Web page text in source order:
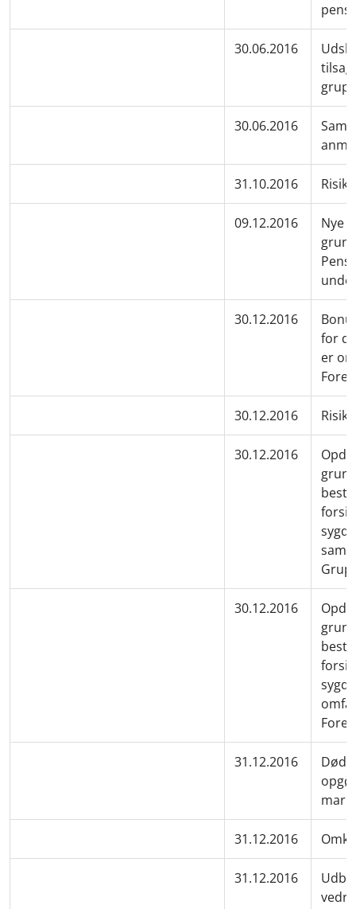
30.06.2016
30.06.2016
31.10.2016
09.12.2016
Nye
30.12.2016
for
er
30.12.2016
30.12.2016
30.12.2016
31.12.2016
31.12.2016
31.12.2016